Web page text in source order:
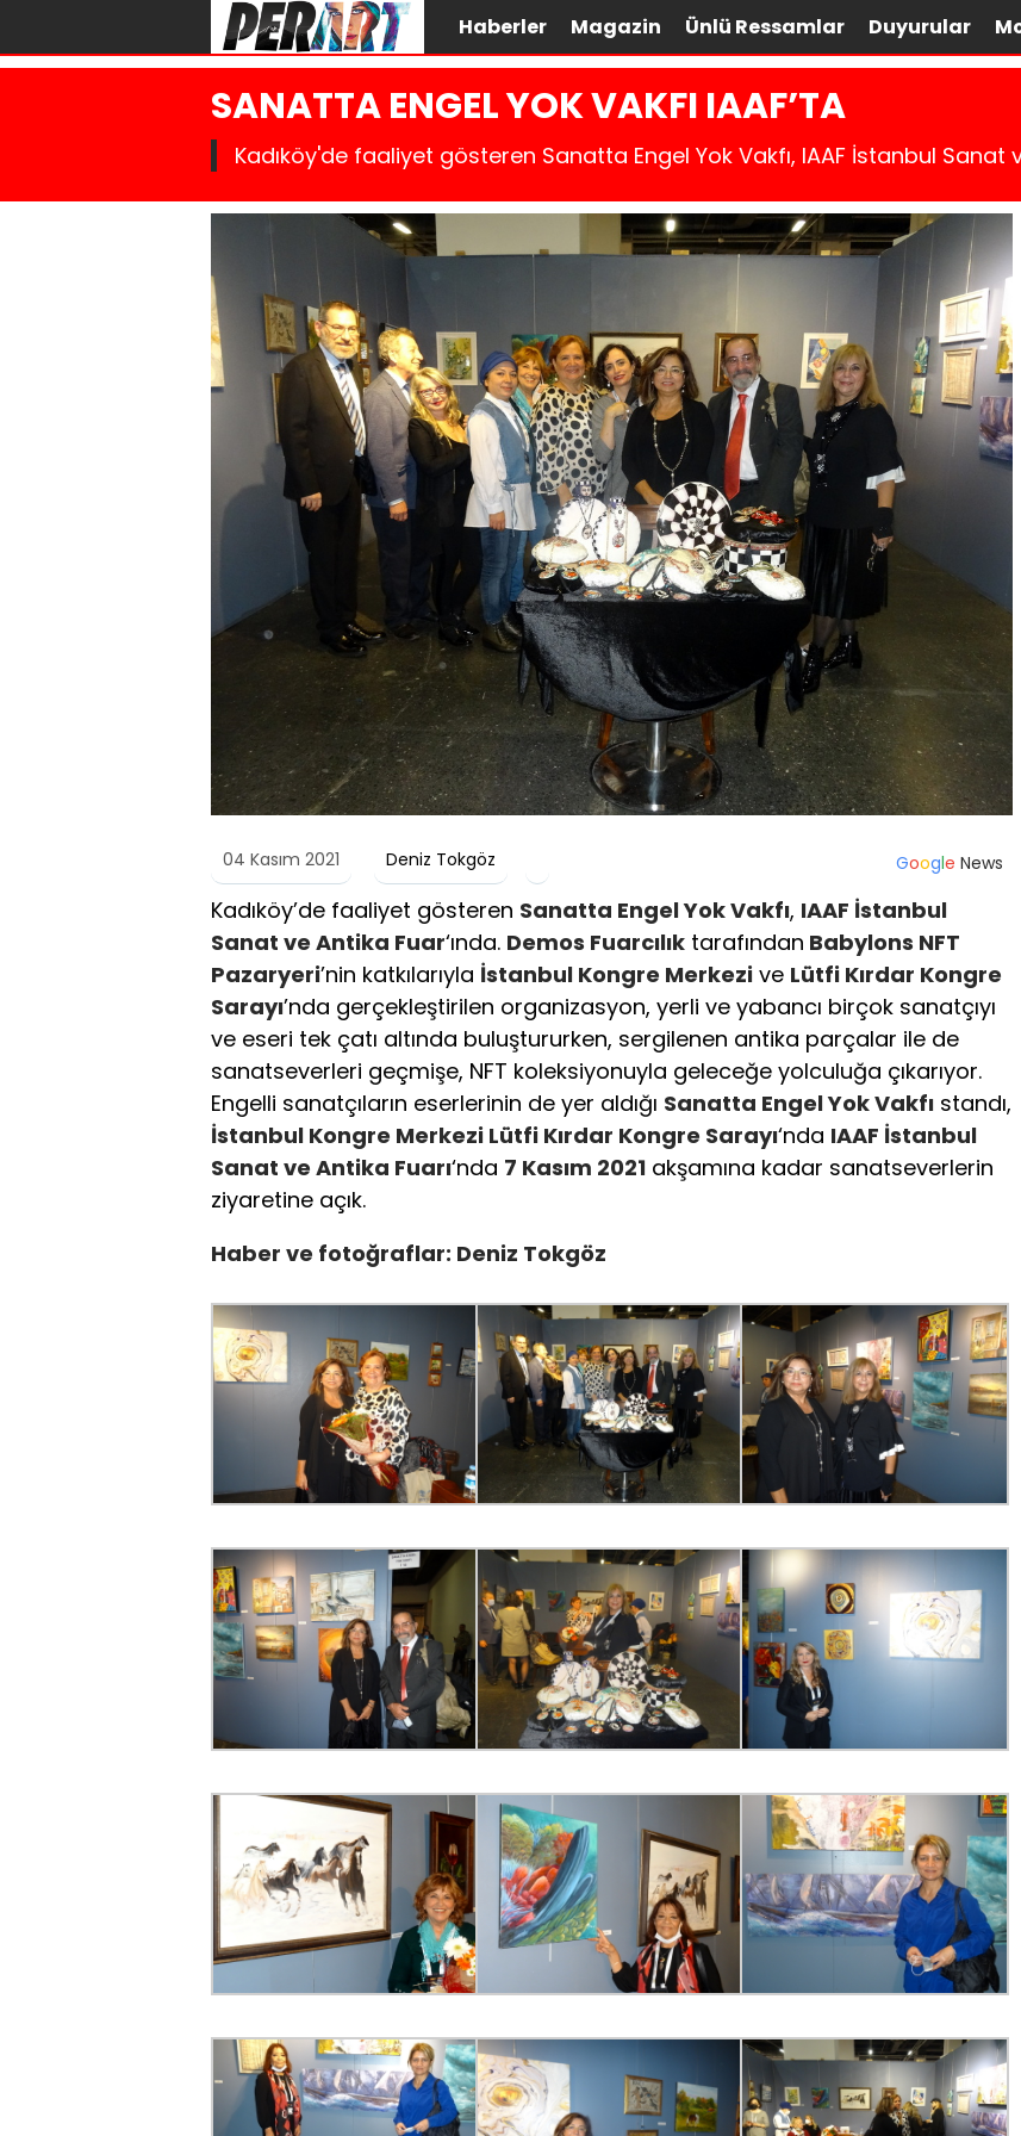
Haberler Magazin Ünlü Ressamlar Duyurular
SANATTA ENGEL YOK VAKFI IAAF’TA
Kadıköy'de faaliyet gösteren Sanatta Engel Yok Vakfı, IAAF İstanbul Sanat
04 Kasım 2021 Deniz Tokgöz Google News
Kadıköy’de faaliyet gösteren Sanatta Engel Yok Vakfı, IAAF İstanbul
Sanat ve Antika Fuar‘ında. Demos Fuarcılık tarafından Babylons NFT
Pazaryeri’nin katkılarıyla İstanbul Kongre Merkezi ve Lütfi Kırdar Kongre
Sarayı’nda gerçekleştirilen organizasyon, yerli ve yabancı birçok sanatçıyı
ve eseri tek çatı altında buluştururken, sergilenen antika parçalar ile de
sanatseverleri geçmişe, NFT koleksiyonuyla geleceğe yolculuğa çıkarıyor.
Engelli sanatçıların eserlerinin de yer aldığı Sanatta Engel Yok Vakfı standı,
İstanbul Kongre Merkezi Lütfi Kırdar Kongre Sarayı‘nda IAAF İstanbul
Sanat ve Antika Fuarı‘nda 7 Kasım 2021 akşamına kadar sanatseverlerin
ziyaretine açık.
Haber ve fotoğraflar: Deniz Tokgöz